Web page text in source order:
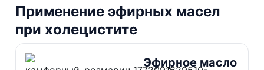
Применение эфирных масел
при холецистите
Эфирное масло